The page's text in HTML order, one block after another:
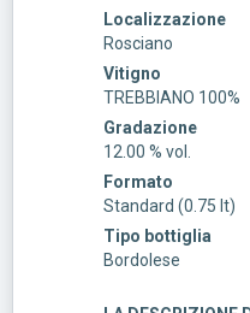
Localizzazione
Rosciano
Vitigno
TREBBIANO 100%
Gradazione
12.00 % vol.
Formato
Standard (0.75 lt)
Tipo bottiglia
Bordolese